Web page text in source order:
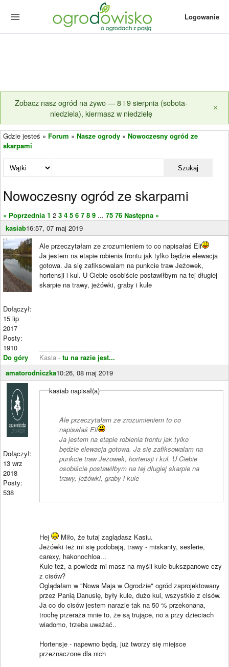
Logowanie
Zobacz nasz ogród na żywo — 8 i 9 sierpnia (sobota-
niedziela), kiermasz w niedzielę
×
Gdzie jesteś » Forum » Nasze ogrody » Nowoczesny ogród ze
skarpami
Szukaj
Nowoczesny ogród ze skarpami
« Poprzednia 1 2 3 4 5 6 7 8 9 ... 75 76 Następna »
kasiab16:57, 07 maj 2019
Dołączył:
15 lip
2017
Posty:
1910
Do góry
Ale przeczytałam ze zrozumieniem to co napisałaś Eli
Ja jestem na etapie robienia frontu jak tylko będzie elewacja
gotowa. Ja się zafiksowalam na punkcie traw Jeżowek,
hortensji i kul. U Ciebie osobiście postawiłbym na tej długiej
skarpie na trawy, jeżówki, graby i kule
Kasia - tu na razie jest...
amatorodniczka10:26, 08 maj 2019
Dołączył:
13 wrz
2018
Posty:
538
kasiab napisał(a)
Ale przeczytałam ze zrozumieniem to co
napisałaś Eli
Ja jestem na etapie robienia frontu jak tylko
będzie elewacja gotowa. Ja się zafiksowalam na
punkcie traw Jeżowek, hortensji i kul. U Ciebie
osobiście postawiłbym na tej długiej skarpie na
trawy, jeżówki, graby i kule
Hej
Miło, że tutaj zaglądasz Kasiu.
Jeżówki też mi się podobają, trawy - miskanty, seslerie,
carexy, hakonochloa...
Kule też, a powiedz mi masz na myśli kule bukszpanowe czy
z cisów?
Oglądałam w "Nowa Maja w Ogrodzie" ogród zaprojektowany
przez Panią Danusię, były kule, dużo kul, wszystkie z cisów.
Ja co do cisów jestem narazie tak na 50 % przekonana,
trochę przeraża mnie to, że są trujące, no a przy dzieciach
wiadomo, trzeba uważać..
Hortensje - napewno będą, już tworzy się miejsce
przeznaczone dla nich